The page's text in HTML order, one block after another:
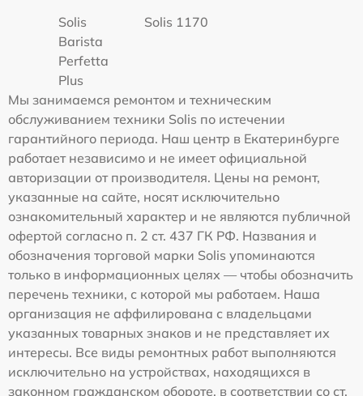
Solis
Barista
Perfetta
Plus
Solis 1170
Мы занимаемся ремонтом и техническим
обслуживанием техники Solis по истечении
гарантийного периода. Наш центр в Екатеринбурге
работает независимо и не имеет официальной
авторизации от производителя. Цены на ремонт,
указанные на сайте, носят исключительно
ознакомительный характер и не являются публичной
офертой согласно п. 2 ст. 437 ГК РФ. Названия и
обозначения торговой марки Solis упоминаются
только в информационных целях — чтобы обозначить
перечень техники, с которой мы работаем. Наша
организация не аффилирована с владельцами
указанных товарных знаков и не представляет их
интересы. Все виды ремонтных работ выполняются
исключительно на устройствах, находящихся в
законном гражданском обороте, в соответствии со ст.